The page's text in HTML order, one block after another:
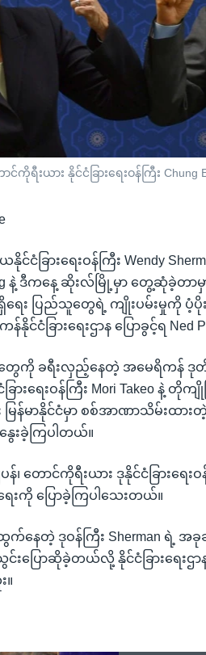
ကိုရီးယား နိုင်ငံခြားရေးဝန်ကြီး Chung
ငံခြားရေးဝန်ကြီး Wendy
နဲ့ ဒီကနေ့ ဆိုးလ်မြို့မှာ တွေ့ဆုံခဲ့တာမှ
ရေး ပြည်သူတွေရဲ့ ကျိုးပမ်းမှုကို ပံ့ပို
နိုင်ငံခြားရေးဌာန ပြောခွင့်ရ Ned
ကို ခရီးလှည့်နေတဲ့ အမေရိကန် ဒုတိယနိုင်
ြားရေးဝန်ကြီး Mori Takeo
ြန်မာနိုင်ငံမှာ စစ်အာဏာသိမ်းထာ
းခဲ့ကြပါတယ်။
န်၊ တောင်ကိုရီးယား ဒုနိုင်ငံခြားရေ
းကို ပြောခဲ့ကြပါသေးတယ်။
နေတဲ့ ဒုဝန်ကြီး Sherman ရဲ့ အခု
ပြောဆိုခဲ့တယ်လို့ နိုင်ငံခြားရေး
။